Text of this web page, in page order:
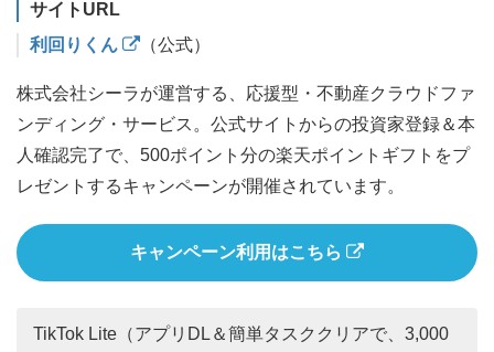
サイトURL
利回りくん
（公式）
株式会社シーラが運営する、応援型・不動産クラウドファ
ンディング・サービス。公式サイトからの投資家登録＆本
人確認完了で、500ポイント分の楽天ポイントギフトをプ
レゼントするキャンペーンが開催されています。
キャンペーン利用はこちら
TikTok Lite（アプリDL＆簡単タスククリアで、3,000